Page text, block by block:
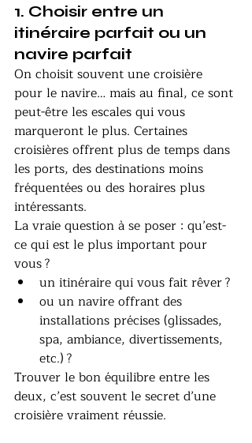
1. Choisir entre un
itinéraire parfait ou un
navire parfait
On choisit souvent une croisière
pour le navire… mais au final, ce sont
peut-être les escales qui vous
marqueront le plus. Certaines
croisières offrent plus de temps dans
les ports, des destinations moins
fréquentées ou des horaires plus
intéressants.
La vraie question à se poser : qu’est-
ce qui est le plus important pour
vous ?
un itinéraire qui vous fait rêver ?
ou un navire offrant des
installations précises (glissades,
spa, ambiance, divertissements,
etc.) ?
Trouver le bon équilibre entre les
deux, c’est souvent le secret d’une
croisière vraiment réussie.